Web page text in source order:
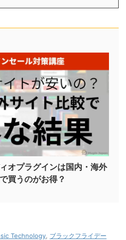
オプラグインは国内・海外
買うのがお得？
Technology ブラックフライデー